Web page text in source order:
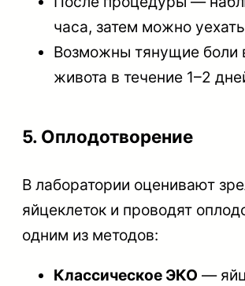
часа, затем можно
Возможны тянущие боли
живота в течение 1–2
5. Оплодотворение
В лаборатории оценивают
яйцеклеток и проводят
одним из методов:
Классическое ЭКО —